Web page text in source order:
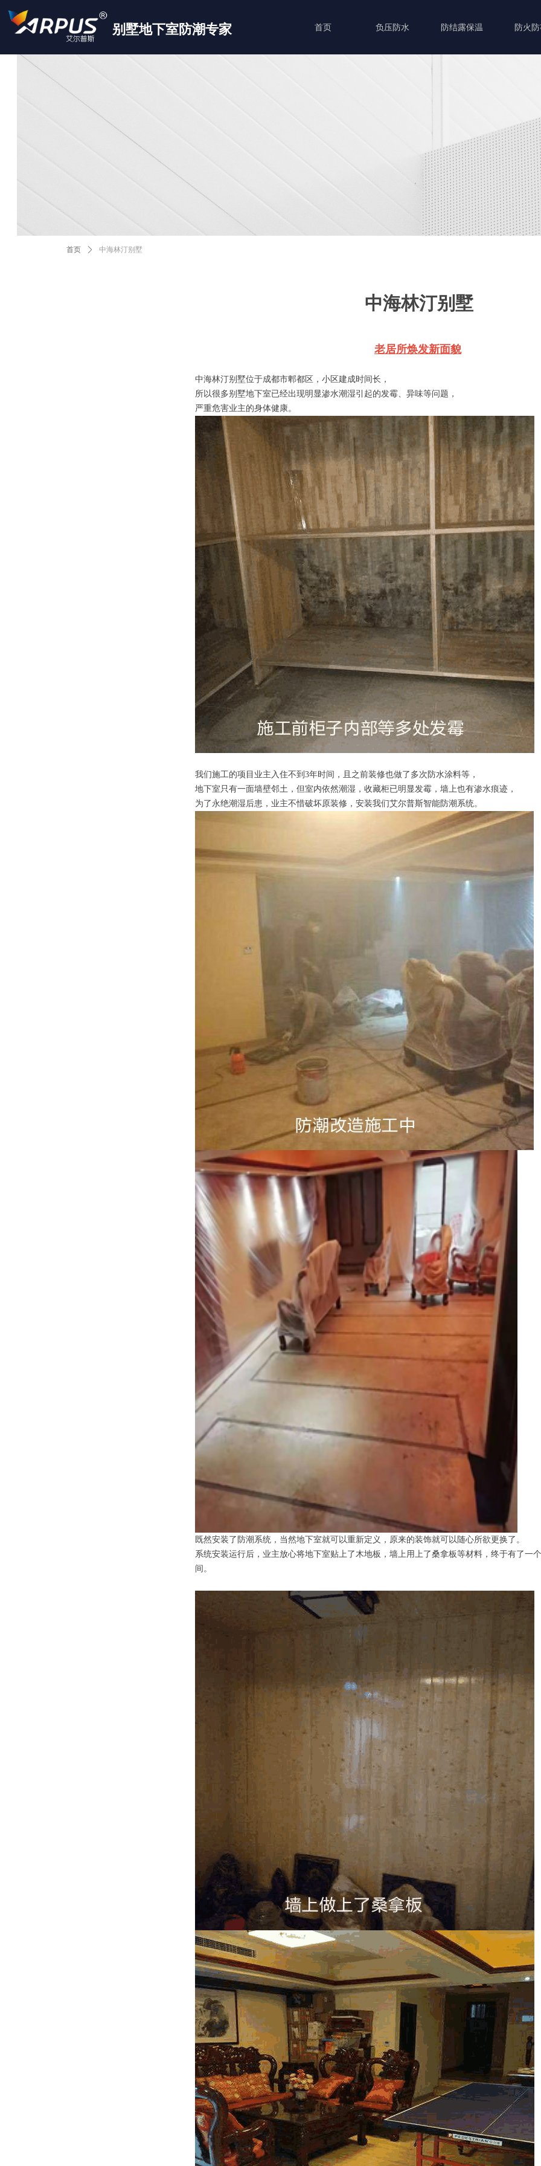
首页 负压防水 防结露保温 防火
别墅地下室防潮专家
首页 ꄲ 中海林汀别墅
中海林汀别墅
老居所焕发新面貌
中海林汀别墅位于成都市郫都区，小区建成时间长，
所以很多别墅地下室已经出现明显渗水潮湿引起的发霉、异味等问题，
严重危害业主的身体健康。
我们施工的项目业主入住不到3年时间，且之前装修也做了多次防水涂料等，
地下室只有一面墙壁邻土，但室内依然潮湿，收藏柜已明显发霉，墙上也有渗水痕迹，
为了永绝潮湿后患，业主不惜破坏原装修，安装我们艾尔普斯智能防潮系统。
既然安装了防潮系统，当然地下室就可以重新定义，原来的装饰就可以随心所欲更换了。
系统安装运行后，业主放心将地下室贴上了木地板，墙上用上了桑拿板等材料，终于有了一
间。